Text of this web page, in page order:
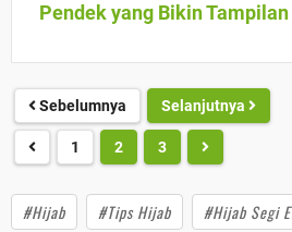
Pendek yang Bikin
Sebelumnya Selanjutnya
1 2 3
#Hijab #Tips Hijab #Hijab Segi